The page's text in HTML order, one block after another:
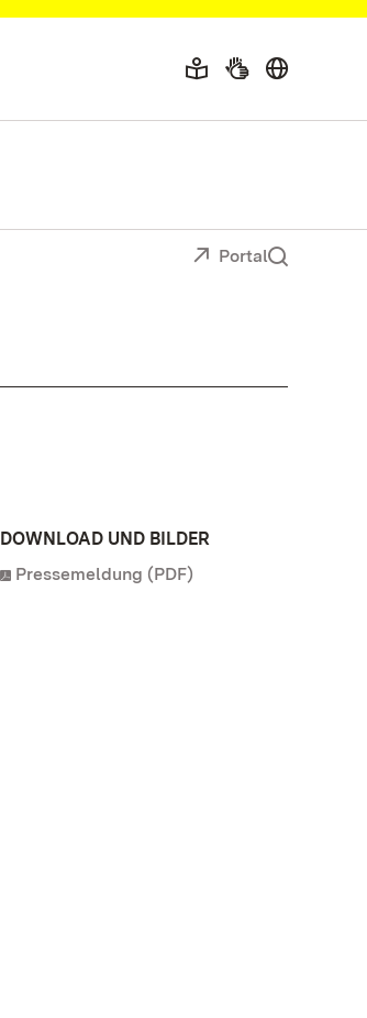
Portal
DOWNLOAD UND BILDER
Pressemeldung (PDF)